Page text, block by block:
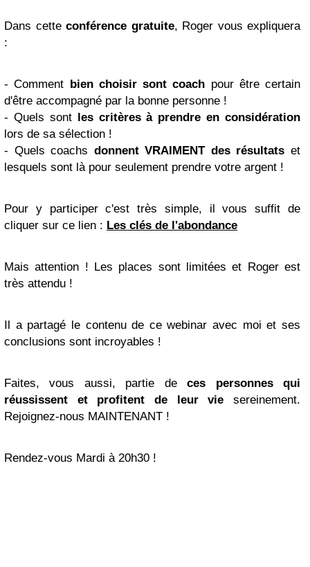
Dans cette conférence gratuite, Roger vous expliquera
:
- Comment bien choisir sont coach pour être certain
d'être accompagné par la bonne personne !
- Quels sont les critères à prendre en considération
lors de sa sélection !
- Quels coachs donnent VRAIMENT des résultats et
lesquels sont là pour seulement prendre votre argent !
Pour y participer c'est très simple, il vous suffit de
cliquer sur ce lien : Les clés de l'abondance
Mais attention ! Les places sont limitées et Roger est
très attendu !
Il a partagé le contenu de ce webinar avec moi et ses
conclusions sont incroyables !
Faites, vous aussi, partie deces personnes qui
réussissent et profitent de leur vie sereinement.
Rejoignez-nous MAINTENANT !
Rendez-vous Mardi à 20h30 !